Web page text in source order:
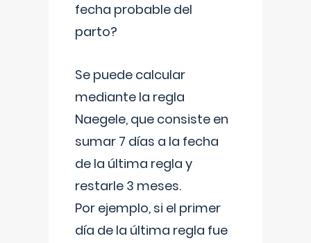
fecha probable del
parto?
Se puede calcular
mediante la regla
Naegele, que consiste en
sumar 7 días a la fecha
de la última regla y
restarle 3 meses.
Por ejemplo, si el primer
día de la última regla fue